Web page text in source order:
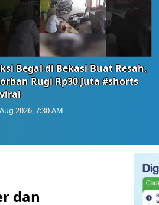
Begal di Bekasi Buat Resah,
Rugi Rp30 Juta #shorts
2026, 7:30 AM
dan